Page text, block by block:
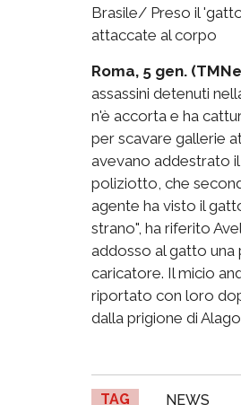
Brasile/ Preso il
attaccate al corpo
Roma, 5 gen.
assassini detenuti
n'è accorta e ha
per scavare gallerie
avevano addestrato
poliziotto, che
agente ha visto il
strano", ha riferito
addosso al gatto
caricatore. Il micio
riportato con loro
dalla prigione di
TAG NEWS